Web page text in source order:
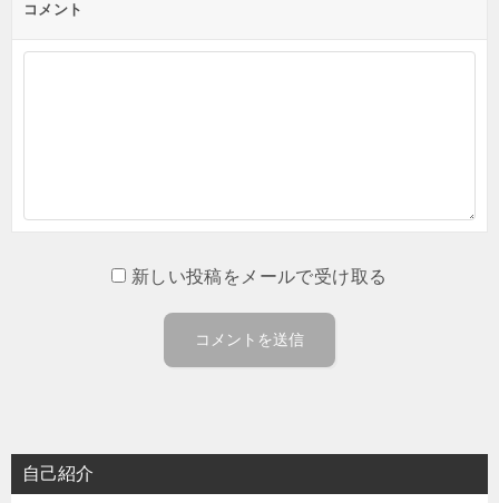
コメント
新しい投稿をメールで受け取る
自己紹介